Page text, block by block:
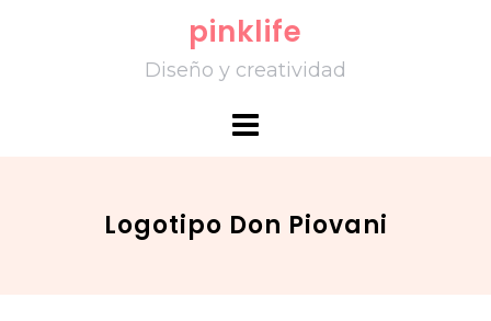
pinklife
Diseño y creatividad
Logotipo Don Piovani